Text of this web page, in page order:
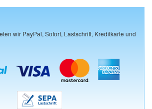
wir PayPal, Sofort, Lastschrift, Kreditkarte und